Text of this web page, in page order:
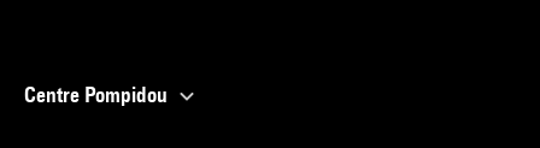
Centre Pompidou